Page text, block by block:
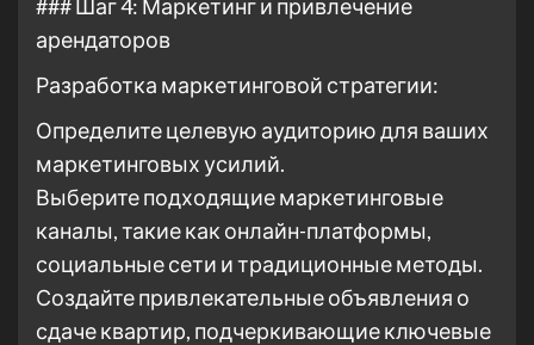
### Шаг 4: Маркетинг и привлечение
арендаторов
Разработка маркетинговой стратегии:
Определите целевую аудиторию для ваших
маркетинговых усилий.
Выберите подходящие маркетинговые
каналы, такие как онлайн-платформы,
социальные сети и традиционные методы.
Создайте привлекательные объявления о
сдаче квартир, подчеркивающие ключевые